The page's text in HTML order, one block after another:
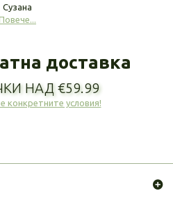
Сузана
доставка
НАД €59.99
конкретните условия!